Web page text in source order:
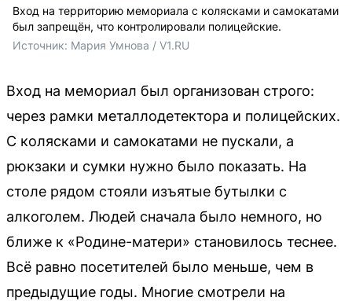
Вход на территорию мемориала с колясками и самокатами
был запрещён, что контролировали полицейские.
Источник: Мария Умнова / V1.RU
Вход на мемориал был организован строго:
через рамки металлодетектора и полицейских.
С колясками и самокатами не пускали, а
рюкзаки и сумки нужно было показать. На
столе рядом стояли изъятые бутылки с
алкоголем. Людей сначала было немного, но
ближе к «Родине-матери» становилось теснее.
Всё равно посетителей было меньше, чем в
предыдущие годы. Многие смотрели на